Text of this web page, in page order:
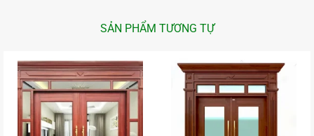
SẢN PHẨM TƯƠNG TỰ